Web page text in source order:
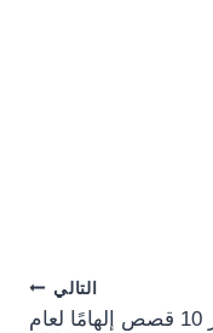
التالي
أكثر 10 قصص إلهامًا لعام